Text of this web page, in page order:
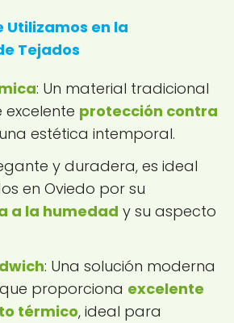
Utilizamos en la
Tejados
: Un material tradicional
protección contra
estética intemporal.
y duradera, es ideal
en Oviedo por su
a la humedad y su aspecto
: Una solución moderna
proporciona excelente
térmico, ideal para